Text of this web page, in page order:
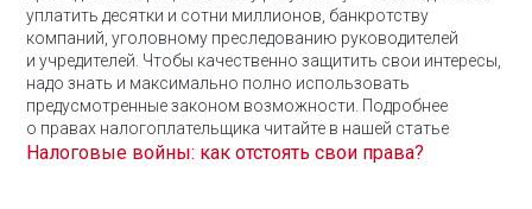
уплатить десятки и сотни миллионов, банкротству
компаний, уголовному преследованию руководителей
и учредителей. Чтобы качественно защитить свои интересы,
надо знать и максимально полно использовать
предусмотренные законом возможности. Подробнее
о правах налогоплательщика читайте в нашей статье
Налоговые войны: как отстоять свои права?